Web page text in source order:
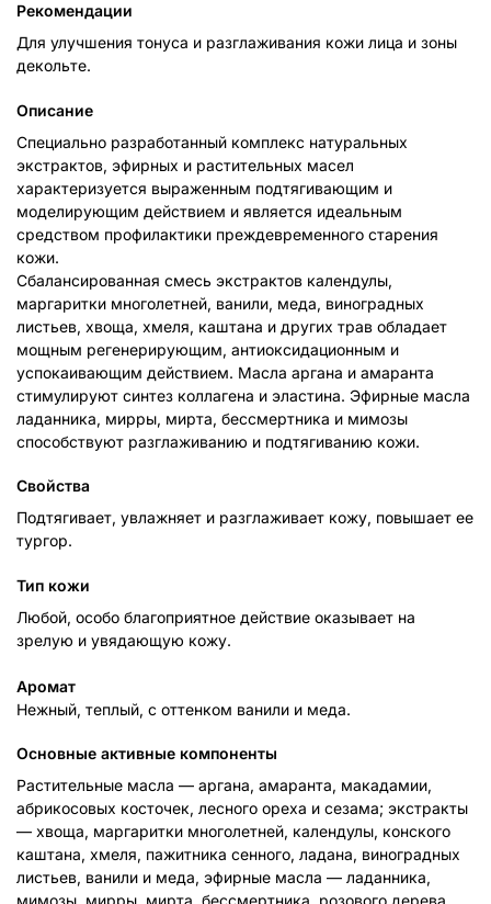
Рекомендации
Для улучшения тонуса и разглаживания кожи лица и зоны
декольте.
Описание
Специально разработанный комплекс натуральных
экстрактов, эфирных и растительных масел
характеризуется выраженным подтягивающим и
моделирующим действием и является идеальным
средством профилактики преждевременного старения
кожи.
Сбалансированная смесь экстрактов календулы,
маргаритки многолетней, ванили, меда, виноградных
листьев, хвоща, хмеля, каштана и других трав обладает
мощным регенерирующим, антиоксидационным и
успокаивающим действием. Масла аргана и амаранта
стимулируют синтез коллагена и эластина. Эфирные масла
ладанника, мирры, мирта, бессмертника и мимозы
способствуют разглаживанию и подтягиванию кожи.
Свойства
Подтягивает, увлажняет и разглаживает кожу, повышает ее
тургор.
Тип кожи
Любой, особо благоприятное действие оказывает на
зрелую и увядающую кожу.
Аромат
Нежный, теплый, с оттенком ванили и меда.
Основные активные компоненты
Растительные масла — аргана, амаранта, макадамии,
абрикосовых косточек, лесного ореха и сезама; экстракты
— хвоща, маргаритки многолетней, календулы, конского
каштана, хмеля, пажитника сенного, ладана, виноградных
листьев, ванили и меда, эфирные масла — ладанника,
мимозы, мирры, мирта, бессмертника, розового дерева,